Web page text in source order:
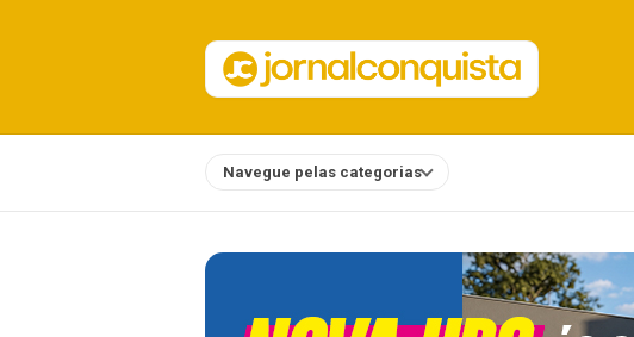
Navegue pelas categorias